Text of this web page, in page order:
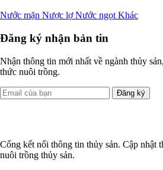
Nước mặn Nược lợNước ngọt Khác
Đăng ký nhận bản tin
Nhận thông tin mới nhất về ngành thủy
thức nuôi trồng.
Đăng ký
Cổng kết nối thông tin thủy sản. Cập nhật
nuôi trồng thủy sản.